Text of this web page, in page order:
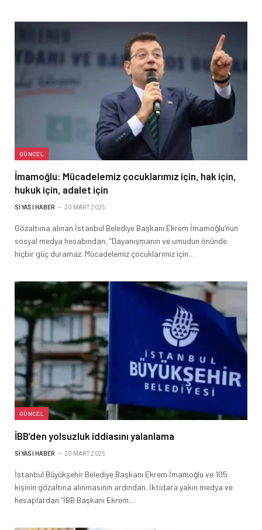
GÜNCEL
İmamoğlu: Mücadelemiz çocuklarımız için, hak için,
hukuk için, adalet için
SIYASI HABER 20 MART 2025
Gözaltıına alınan İstanbul Belediye Başkanı Ekrem İmamoğlu’nun
sosyal medya hesabından, “Dayanışmanın ve umudun önünde
hiçbir güç duramaz. Mücadelemiz çocuklarımız için…
GÜNCEL
İBB’den yolsuzluk iddiasını yalanlama
SIYASI HABER 20 MART 2025
İstanbul Büyükşehir Belediye Başkanı Ekrem İmamoğlu ve 105
kişinin gözaltına alınmasının ardından. İktidara yakın medya ve
hesaplardan “İBB Başkanı Ekrem…